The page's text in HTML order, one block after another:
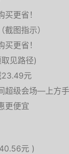
更省！
图指示）
更省！
见路径)
23.49元
超级会场—上方
更便宜
元 )